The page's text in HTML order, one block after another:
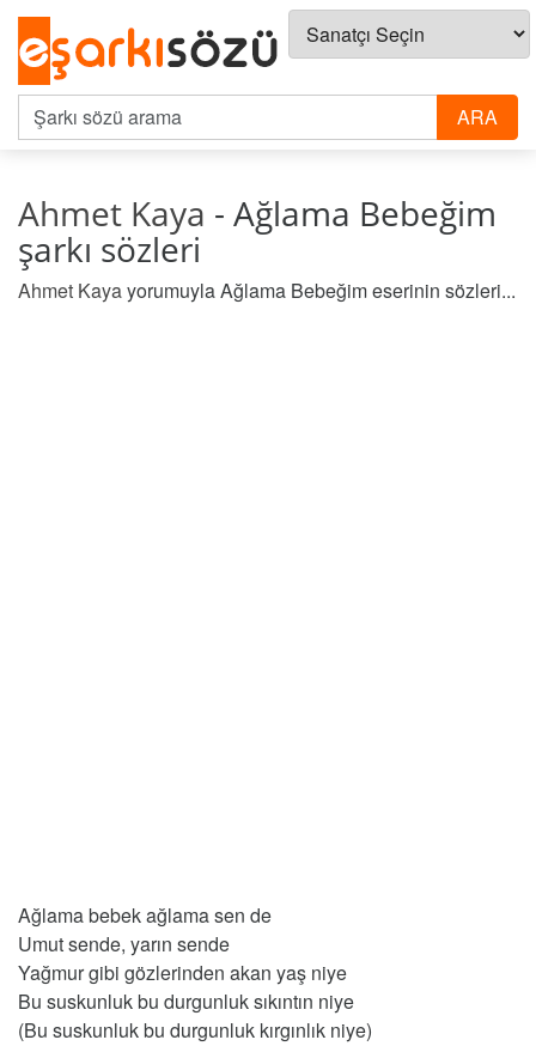
Ahmet Kaya - Ağlama Bebeğim
şarkı sözleri
Ahmet Kayayorumuyla Ağlama Bebeğim eserinin sözleri...
Ağlama bebek ağlama sen de
Umut sende, yarın sende
Yağmur gibi gözlerinden akan yaş niye
Bu suskunluk bu durgunluk sıkıntın niye
(Bu suskunluk bu durgunluk kırgınlık niye)